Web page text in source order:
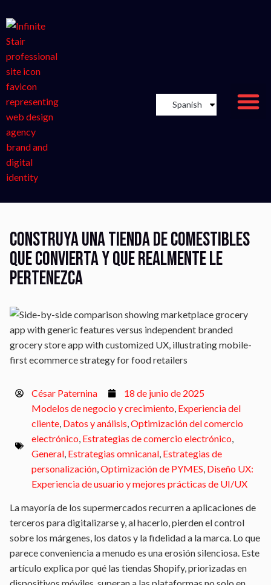
Spanish
Construya una tienda de comestibles
que convierta y que realmente le
pertenezca
César Paternina
18 de junio de 2025
Modelos de negocio y crecimiento, Experiencia del
cliente, Datos y análisis,Optimización del comercio
electrónico, Estrategias de comercio electrónico,
General, Estrategias omnicanal, Estrategias de
personalización,Optimización de PYMES, Diseño UX:
Experiencia de usuario y mejores prácticas de UI/UX
La mayoría de los supermercados recurren a aplicaciones de
terceros para digitalizarse y, al hacerlo, pierden el control
sobre los márgenes, los datos y la fidelidad a la marca. Lo que
parece conveniencia a menudo es una erosión silenciosa. Este
artículo explica por qué las tiendas Shopify, priorizadas en